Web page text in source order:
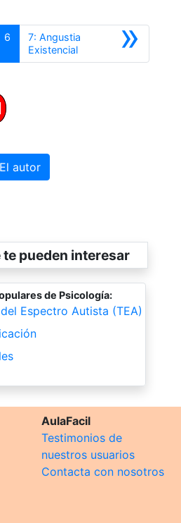
6 »
7: Angustia
ExistencialSiguiente
autor
pueden interesar
de Psicología:
Espectro Autista (TEA)
AulaFacil
Testimonios de
nuestros usuarios
Contacta con nosotros